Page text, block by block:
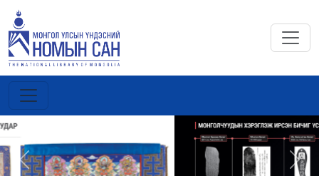
Previous Next